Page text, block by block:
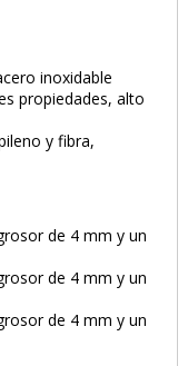
inoxidable
propiedades, alto
y fibra,
de 4 mm y un
de 4 mm y un
de 4 mm y un